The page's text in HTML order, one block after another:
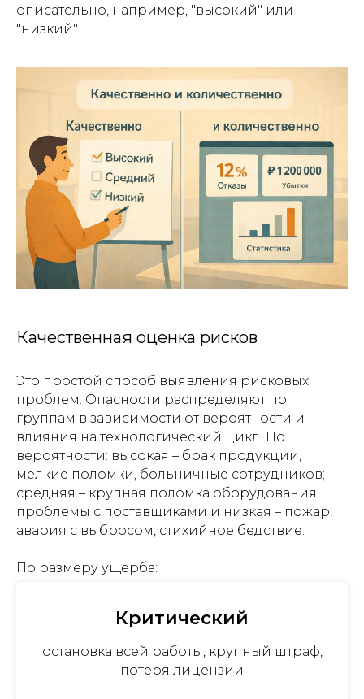
описательно, например, "высокий" или
"низкий" .
Качественная оценка рисков
Это простой способ выявления рисковых
проблем. Опасности распределяют по
группам в зависимости от вероятности и
влияния на технологический цикл. По
вероятности: высокая – брак продукции,
мелкие поломки, больничные сотрудников;
средняя – крупная поломка оборудования,
проблемы с поставщиками и низкая – пожар,
авария с выбросом, стихийное бедствие.
По размеру ущерба:
Критический
остановка всей работы, крупный штраф,
потеря лицензии